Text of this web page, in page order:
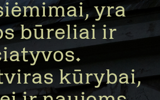
yra
būreliai ir
kūrybai,